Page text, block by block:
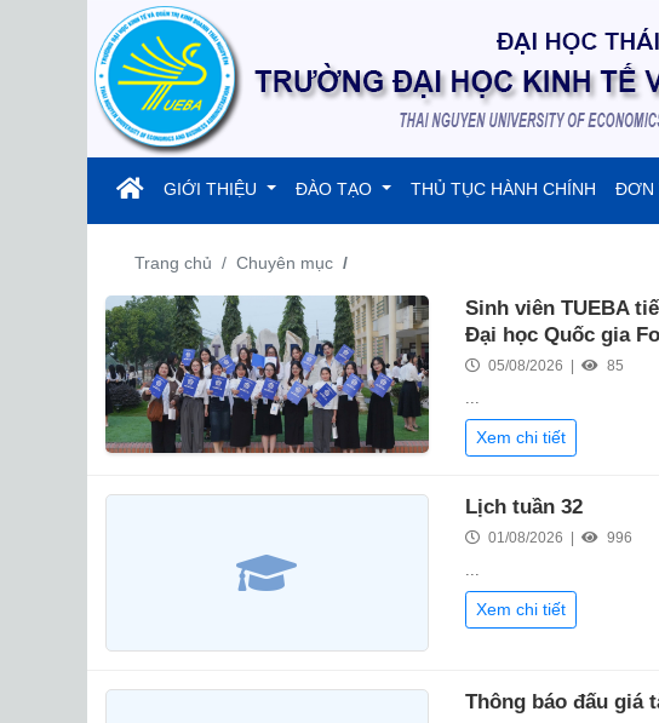
(current)
GIỚI THIỆU ĐÀO TẠO THỦ TỤC HÀNH CHÍNH ĐƠN
Trang chủ Chuyên mục
Sinh viên TUEBA
Đại học Quốc gia
05/08/2026 | 85
...
Xem chi tiết
Lịch tuần 32
01/08/2026 | 996
...
Xem chi tiết
Thông báo đấu giá